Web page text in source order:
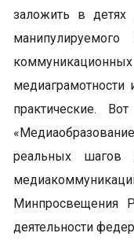
заложить в детях
практические.
реальных шагов
Минпросвещения
деятельности